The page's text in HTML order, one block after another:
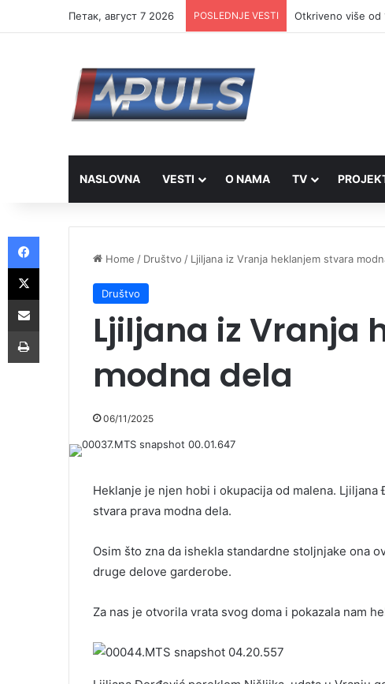
Петак, август 7 2026 POSLEDNJE VESTI Vranje ovog
NASLOVNA VESTI O NAMA TV
Home / Društvo / Ljiljana iz Vranja heklanjem stvara
Društvo
Ljiljana iz Vranja
modna dela
06/11/2025
Heklanje je njen hobi i okupacija od malena.
stvara prava modna dela.
Osim što zna da ishekla standardne stoljnjake ona
druge delove garderobe.
Za nas je otvorila vrata svog doma i pokazala nam
Facebook
X
Share via Email